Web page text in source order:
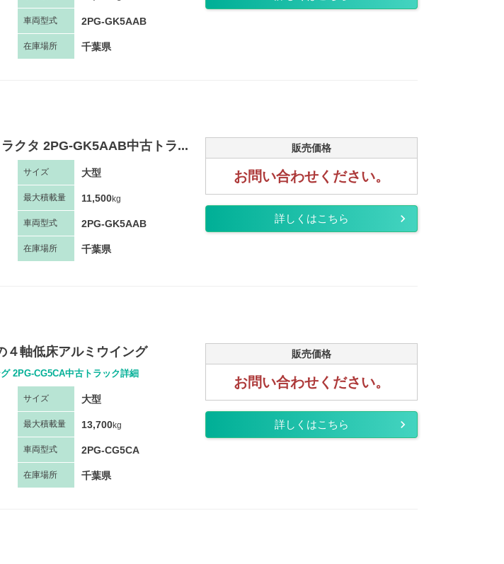
車両型式 2PG-GK5AAB
在庫場所 千葉県
クタ 2PG-GK5AAB中古トラ...
サイズ 大型
最大積載量 11,500kg
車両型式 2PG-GK5AAB
在庫場所 千葉県
販売価格
お問い合わせください。
詳しくはこちら
軸低床アルミウイング
2PG-CG5CA中古トラック詳細
サイズ 大型
最大積載量 13,700kg
車両型式 2PG-CG5CA
在庫場所 千葉県
販売価格
お問い合わせください。
詳しくはこちら